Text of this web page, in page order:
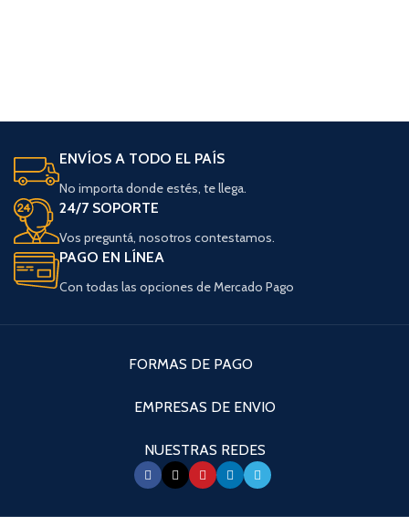
ENVÍOS A TODO EL PAÍS
No importa donde estés, te llega.
24/7 SOPORTE
Vos preguntá, nosotros contestamos.
PAGO EN LÍNEA
Con todas las opciones de Mercado Pago
FORMAS DE PAGO
EMPRESAS DE ENVIO
NUESTRAS REDES